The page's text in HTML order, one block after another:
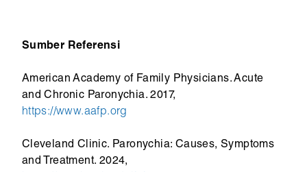
Sumber Referensi
American Academy of Family Physicians. Acute
and Chronic Paronychia. 2017,
https://www.aafp.org
Cleveland Clinic. Paronychia: Causes, Symptoms
and Treatment. 2024,